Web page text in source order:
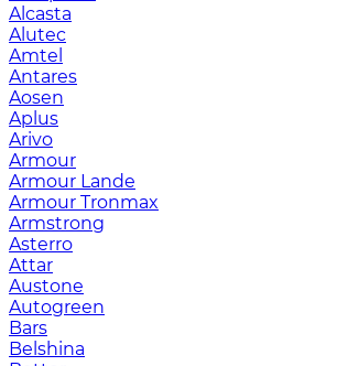
Alcasta
Alutec
Amtel
Antares
Aosen
Aplus
Arivo
Armour
Armour Lande
Armour Tronmax
Armstrong
Asterro
Attar
Austone
Autogreen
Bars
Belshina